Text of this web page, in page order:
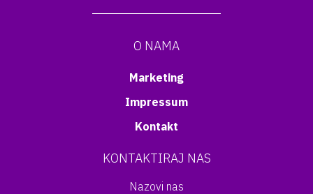
O NAMA
Marketing
Impressum
Kontakt
KONTAKTIRAJ NAS
Nazovi nas